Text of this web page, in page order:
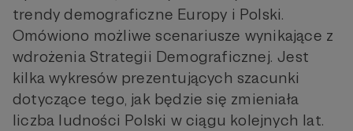
trendy demograficzne Europy i Polski.
Omówiono możliwe scenariusze wynikające z
wdrożenia Strategii Demograficznej. Jest
kilka wykresów prezentujących szacunki
dotyczące tego, jak będzie się zmieniała
liczba ludności Polski w ciągu kolejnych lat.